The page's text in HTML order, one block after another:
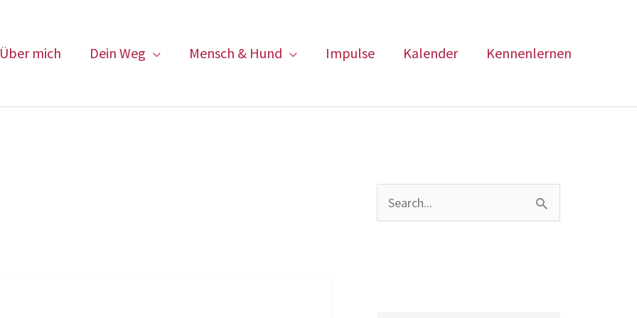
Über mich Dein Weg Mensch & Hund Impulse Kalender Kennenlernen
u